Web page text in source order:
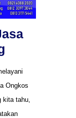
Ongkos
kita tahu,